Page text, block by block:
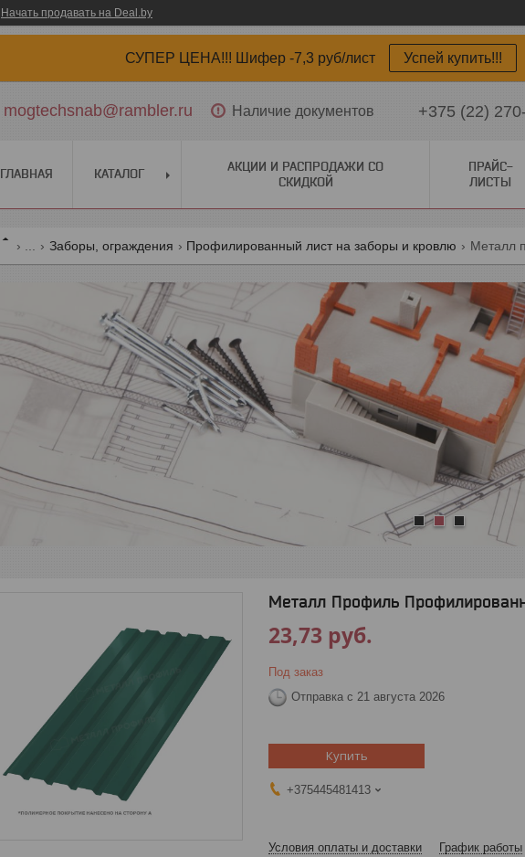
Начать продавать на Deal.by
СУПЕР ЦЕНА!!! Шифер -7,3 руб/лист Успей купить!!!
mogtechsnab@rambler.ru Наличие документов +375 (22)
ГЛАВНАЯ КАТАЛОГ
АКЦИИ И РАСПРОДАЖИ СО
СКИДКОЙ
ПРАЙС-
ЛИСТЫ
Заборы, ограждения Профилированный лист на заборы и кровлю
Металл Профиль
23,73 руб.
Под заказ
Отправка с 21 августа 2026
Купить
+375445481413
Условия оплаты и доставки График работы